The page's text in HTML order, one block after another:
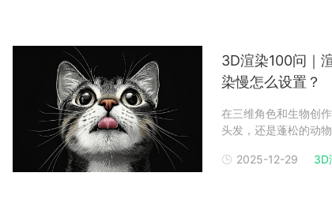
3D渲染100问｜
染慢怎么设置？
在三维角色和生物创
头发，还是蓬松的动
套系统性的优化方案
2025-12-29 3D